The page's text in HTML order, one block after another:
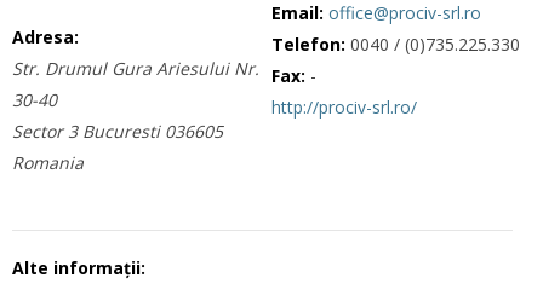
Adresa:
Str. Drumul Gura Ariesului Nr.
30-40
Sector 3 Bucuresti 036605
Romania
Email: office@prociv-srl.ro
Telefon: 0040 / (0)735.225.330
Fax: -
http://prociv-srl.ro/
Alte informații: